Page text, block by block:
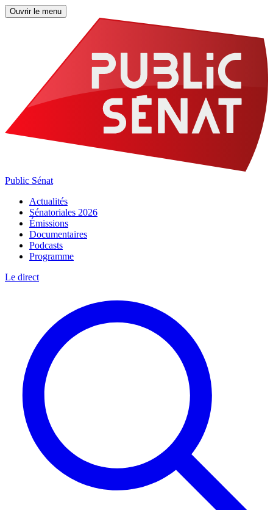
Ouvrir le menu
Public Sénat
Actualités
Sénatoriales 2026
Émissions
Documentaires
Podcasts
Programme
Le direct